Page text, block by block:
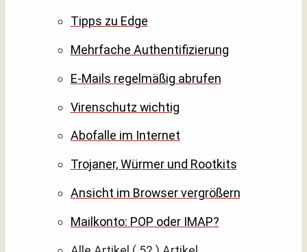
Tipps zu Edge
Mehrfache Authentifizierung
E-Mails regelmäßig abrufen
Virenschutz wichtig
Abofalle im Internet
Trojaner, Würmer und Rootkits
Ansicht im Browser vergrößern
Mailkonto: POP oder IMAP?